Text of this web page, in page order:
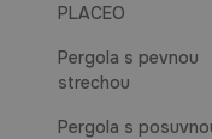
PLACEO
Pergola s pevnou
strechou
Pergola s